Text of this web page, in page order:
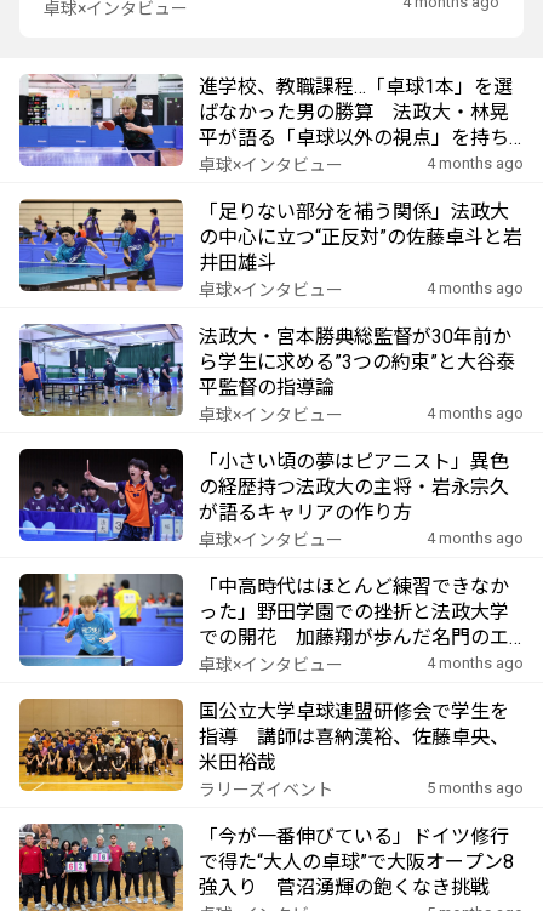
卓球×インタビュー
進学校、教職課程…「卓球1本」を選
ばなかった男の勝算 法政大・林晃
平が語る「卓球以外の視点」を持ち
続けるメリット
卓球×インタビュー 4 months ago
「足りない部分を補う関係」法政大
の中心に立つ“正反対”の佐藤卓斗と岩
井田雄斗
卓球×インタビュー 4 months ago
法政大・宮本勝典総監督が30年前か
ら学生に求める”3つの約束”と大谷泰
平監督の指導論
卓球×インタビュー 4 months ago
「小さい頃の夢はピアニスト」異色
の経歴持つ法政大の主将・岩永宗久
が語るキャリアの作り方
卓球×インタビュー 4 months ago
「中高時代はほとんど練習できなか
った」野田学園での挫折と法政大学
での開花 加藤翔が歩んだ名門のエ
ースとしての4年間
卓球×インタビュー 4 months ago
国公立大学卓球連盟研修会で学生を
指導 講師は喜納漢裕、佐藤卓央、
米田裕哉
ラリーズイベント 5 months ago
「今が一番伸びている」ドイツ修行
で得た“大人の卓球”で大阪オープン8
強入り 菅沼湧輝の飽くなき挑戦